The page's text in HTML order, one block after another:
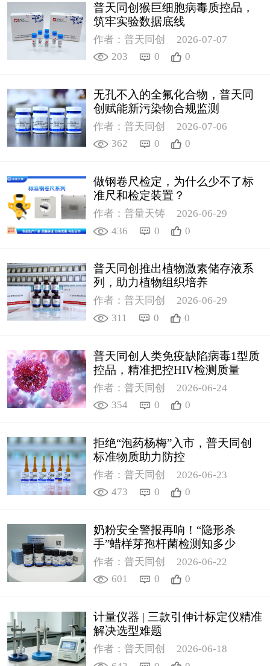
普天同创猴巨细胞病毒质控品，
筑牢实验数据底线
作者：普天同创
2026-07-07
203
0 0
无孔不入的全氟化合物，普天同
创赋能新污染物合规监测
作者：普天同创
2026-07-06
362
0 0
做钢卷尺检定，为什么少不了标
准尺和检定装置？
作者：普量天铸
2026-06-29
436
0 0
普天同创推出植物激素储存液系
列，助力植物组织培养
作者：普天同创
2026-06-29
311
0 0
普天同创人类免疫缺陷病毒1型质
控品，精准把控HIV检测质量
作者：普天同创
2026-06-24
354
0 0
拒绝“泡药杨梅”入市，普天同创
标准物质助力防控
作者：普天同创
2026-06-23
473
0 0
奶粉安全警报再响！“隐形杀
手”蜡样芽孢杆菌检测知多少
作者：普天同创
2026-06-22
601
0 0
计量仪器 | 三款引伸计标定仪精准
解决选型难题
作者：普天同创
2026-06-18